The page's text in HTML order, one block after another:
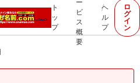
ト
ッ
プ
ー
ビ
ス
概
要
ヘ
ル
プ
ロ
グ
イ
ン